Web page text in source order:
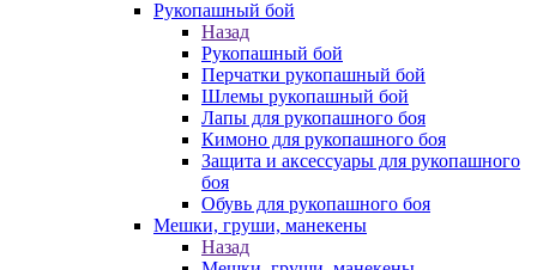
Рукопашный бой
Назад
Рукопашный бой
Перчатки рукопашный бой
Шлемы рукопашный бой
Лапы для рукопашного боя
Кимоно для рукопашного боя
Защита и аксессуары для рукопашного
боя
Обувь для рукопашного боя
Мешки, груши, манекены
Назад